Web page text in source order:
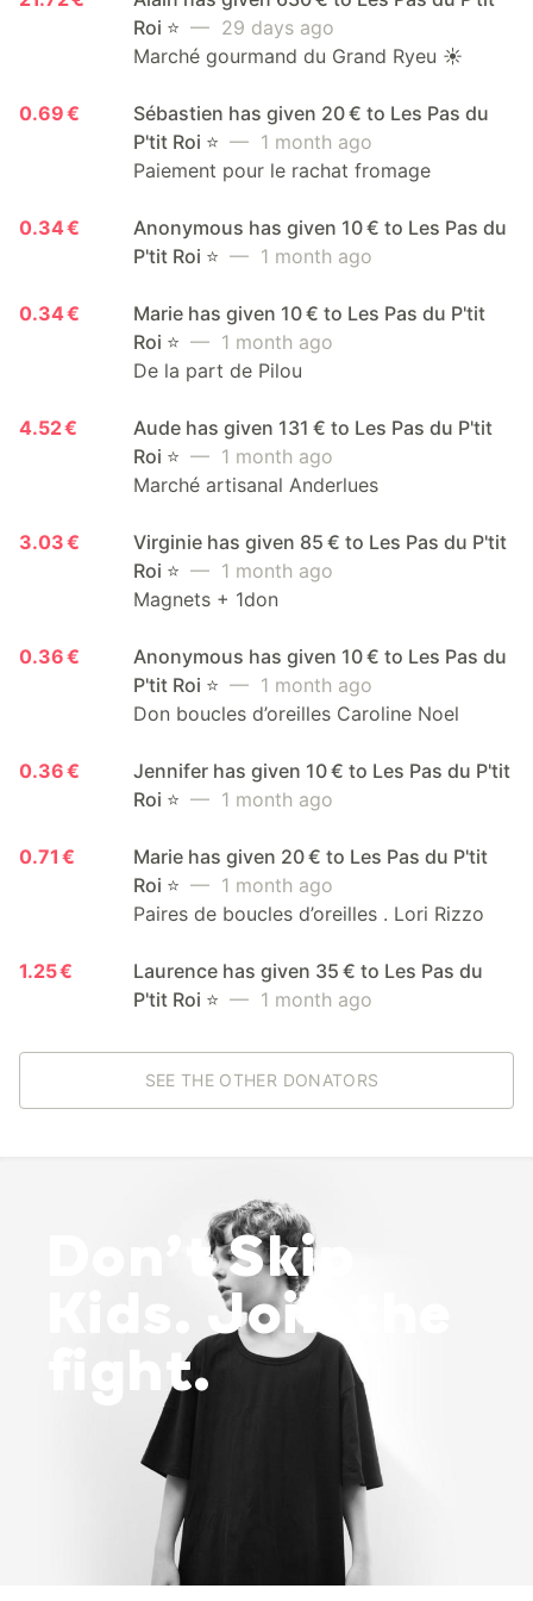
Roi ⭐️ — 29 days ago
Marché gourmand du Grand Ryeu ☀️
0.69 €
Sébastien has given 20 € to Les Pas du
P'tit Roi ⭐️ — 1 month ago
Paiement pour le rachat fromage
0.34 €
Anonymous has given 10 € to Les Pas du
P'tit Roi ⭐️ — 1 month ago
0.34 €
Marie has given 10 € to Les Pas du P'tit
Roi ⭐️ — 1 month ago
De la part de Pilou
4.52 €
Aude has given 131 € to Les Pas du P'tit
Roi ⭐️ — 1 month ago
Marché artisanal Anderlues
3.03 €
Virginie has given 85 € to Les Pas du P'tit
Roi ⭐️ — 1 month ago
Magnets + 1don
0.36 €
Anonymous has given 10 € to Les Pas du
P'tit Roi ⭐️ — 1 month ago
Don boucles d’oreilles Caroline Noel
0.36 €
Jennifer has given 10 € to Les Pas du P'tit
Roi ⭐️ — 1 month ago
0.71 €
Marie has given 20 € to Les Pas du P'tit
Roi ⭐️ — 1 month ago
Paires de boucles d’oreilles . Lori Rizzo
1.25 €
Laurence has given 35 € to Les Pas du
P'tit Roi ⭐️ — 1 month ago
SEE THE OTHER DONATORS
Don’t Skip
Kids. Join the
fight.